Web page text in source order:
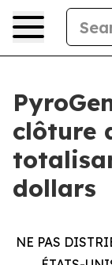
clôture
dollars
NE PAS